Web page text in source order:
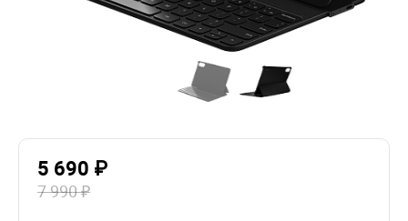
5 690 ₽
7 990 ₽